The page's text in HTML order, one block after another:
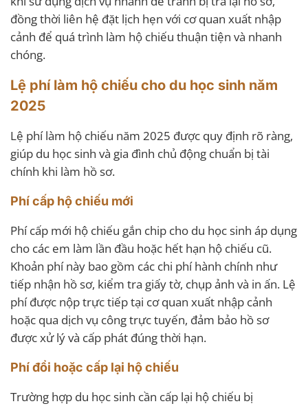
đồng thời liên hệ đặt lịch hẹn với cơ quan xuất nhập
cảnh để quá trình làm hộ chiếu thuận tiện và nhanh
chóng.
Lệ phí làm hộ chiếu cho du học sinh năm
2025
Lệ phí làm hộ chiếu năm 2025 được quy định rõ ràng,
giúp du học sinh và gia đình chủ động chuẩn bị tài
chính khi làm hồ sơ.
Phí cấp hộ chiếu mới
Phí cấp mới hộ chiếu gắn chip cho du học sinh áp dụng
cho các em làm lần đầu hoặc hết hạn hộ chiếu cũ.
Khoản phí này bao gồm các chi phí hành chính như
tiếp nhận hồ sơ, kiểm tra giấy tờ, chụp ảnh và in ấn. Lệ
phí được nộp trực tiếp tại cơ quan xuất nhập cảnh
hoặc qua dịch vụ công trực tuyến, đảm bảo hồ sơ
được xử lý và cấp phát đúng thời hạn.
Phí đổi hoặc cấp lại hộ chiếu
Trường hợp du học sinh cần cấp lại hộ chiếu bị